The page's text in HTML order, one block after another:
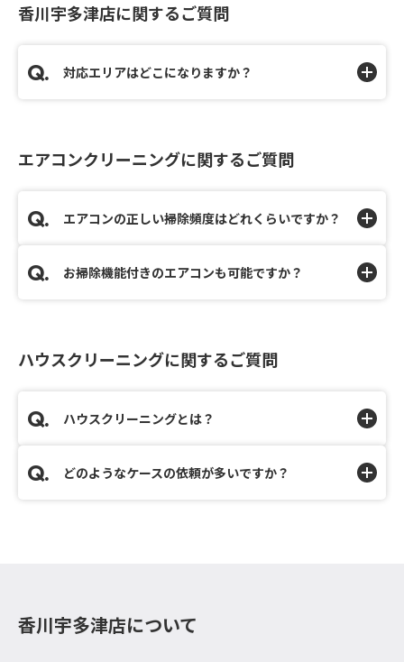
香川宇多津店に関するご質問
対応エリアはどこになりますか？
エアコンクリーニングに関するご質問
エアコンの正しい掃除頻度はどれくらいですか？
お掃除機能付きのエアコンも可能ですか？
ハウスクリーニングに関するご質問
ハウスクリーニングとは？
どのようなケースの依頼が多いですか？
香川宇多津店について